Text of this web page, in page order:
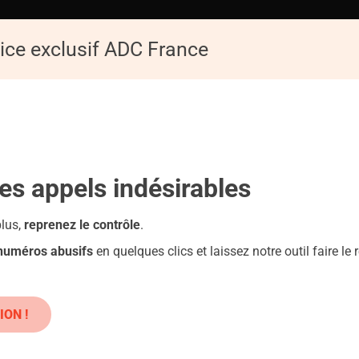
HOLA-BK.COM -HOLA-
exclusif ADC France
appels indésirables
reprenez le contrôle.
abusifs en quelques clics et laissez notre outil faire le
!